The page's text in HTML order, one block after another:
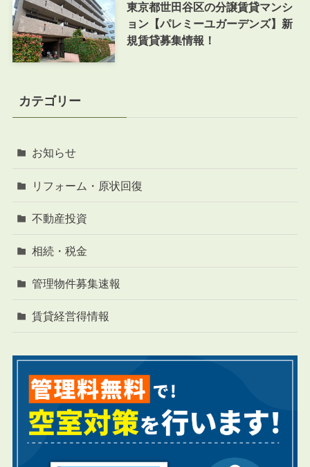
東京都世田谷区の分譲賃貸マンシ
ョン【パレミーユガーデンズ】新
規賃貸募集情報！
カテゴリー
お知らせ
リフォーム・原状回復
不動産投資
相続・税金
管理物件募集速報
賃貸経営得情報